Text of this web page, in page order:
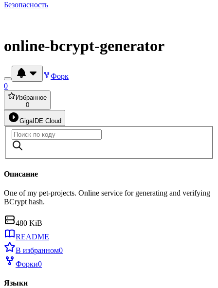
Безопасность
online-bcrypt-generator
Форк
0
Избранное
0
GigaIDE Cloud
Описание
One of my pet-projects. Online service for generating and verifying
BCrypt hash.
480 KiB
README
В избранном0
Форки0
Языки